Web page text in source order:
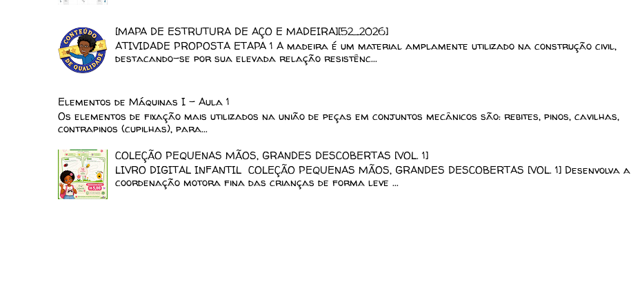
[MAPA DE ESTRUTURA DE AÇO E MADEIRA][52_2026]
ATIVIDADE PROPOSTA ETAPA 1 A madeira é um material amplamente utilizado na construção civil,
destacando-se por sua elevada relação resistênc...
Elementos de Máquinas I - Aula 1
Os elementos de fixação mais utilizados na união de peças em conjuntos mecânicos são: rebites, pinos, cavilhas,
contrapinos (cupilhas), para...
COLEÇÃO PEQUENAS MÃOS, GRANDES DESCOBERTAS [VOL. 1]
LIVRO DIGITAL INFANTIL COLEÇÃO PEQUENAS MÃOS, GRANDES DESCOBERTAS [VOL. 1] Desenvolva a
coordenação motora fina das crianças de forma leve ...